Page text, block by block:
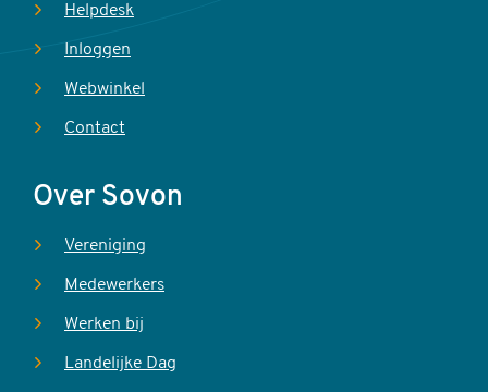
Helpdesk
Inloggen
Webwinkel
Contact
Over Sovon
Vereniging
Medewerkers
Werken bij
Landelijke Dag